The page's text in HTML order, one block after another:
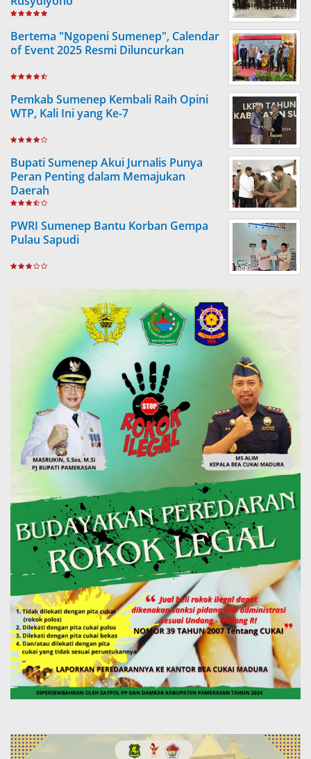
Bertema "Ngopeni Sumenep", Calendar
of Event 2025 Resmi Diluncurkan
Pemkab Sumenep Kembali Raih Opini
WTP, Kali Ini yang Ke-7
Bupati Sumenep Akui Jurnalis Punya
Peran Penting dalam Memajukan
Daerah
PWRI Sumenep Bantu Korban Gempa
Pulau Sapudi